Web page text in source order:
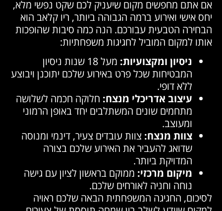
אם אתם מחפשים מקום שיעניק לכם שקט נפשי מלא,
יחס אישי ואירוע ברמה הגבוהה ביותר, ריו קלאב הוא
הבחירה הטבעית עבורכם. הנה כמה סיבות שהופכות
אותו למקום המוביל לחגיגות משפחתיות:
ניסיון ומקצועיות:
מעל 18 שנות ניסיון
המבטיחות שכל פרט באירוע שלכם יתוכנן ויבוצע
ללא דופי.
עיצוב אדריכלי מנצח: חלוקה חכמה לשלושה
מתחמים שונים המשתלבים יחד באופן הרמוני
ומעוצב.
צוות מנצח: צוות עובדים צעיר, דינמי ומנוסה
שדואג להעביר את האירוע שלכם בצורה
המדויקת ביותר.
מיקום מרכזי: ממוקם בראשון לציון עם גישה
נוחה וחניה לאורחים שלכם.
לסיכום, החגיגה המשפחתית הבאה שלכם ראויה